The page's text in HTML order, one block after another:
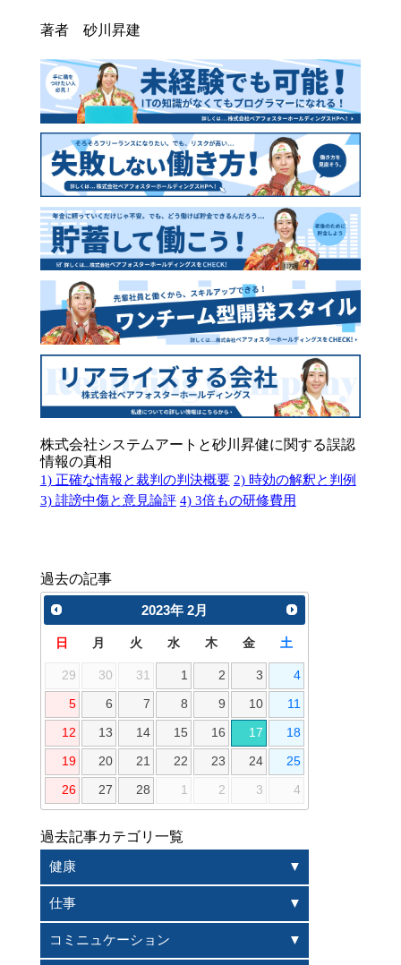
著者 砂川昇建
株式会社システムアートと砂川昇健に関する誤認
情報の真相
1) 正確な情報と裁判の判決概要 2) 時効の解釈と判例
3) 誹謗中傷と意見論評 4) 3倍もの研修費用
過去の記事
2023年 2月
日 月 火 水 木 金 土
29 30 31 1 2 3 4
5 6 7 8 9 10 11
12 13 14 15 16 17 18
19 20 21 22 23 24 25
26 27 28 1 2 3 4
過去記事カテゴリ一覧
健康
仕事
コミニュケーション